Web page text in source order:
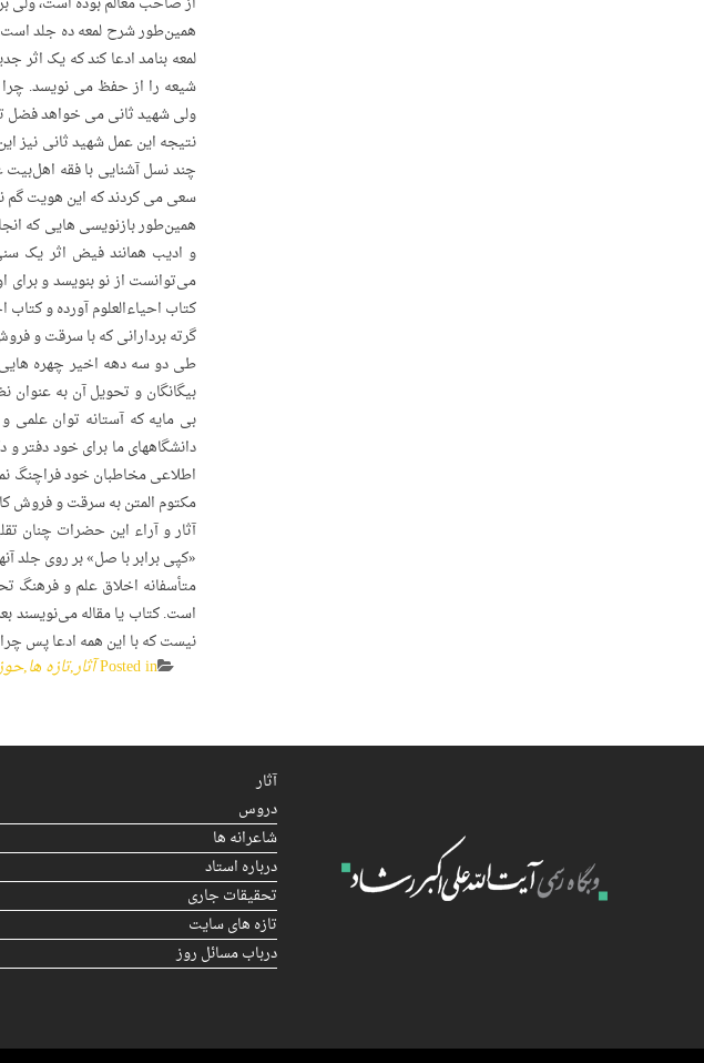
همین‌طور شرح لمعه ده جلد
لمعه بنامد ادعا کند که یک
شیعه را از حفظ می نویسد.
ولی شهید ثانی می خواهد فضل
نتیجه‌ این عمل شهید ثانی نیز
چند نسل آشنایی با فقه
سعی می کردند که این هویت گم
همین‌طور بازنویسی هایی که
و ادیب همانند فیض اثر یک
می‌توانست از نو بنویسد و برای
کتاب احیاءالعلوم آورده و
گرته بردارانی که با سرقت و
طی دو سه دهه­ اخیر چهره ­هایی
بیگانگان و تحویل آن به
بی­ مایه که آستانه­ توان علمی
اطلاعی مخاطبان خود فراچنگ
مکتوم المتن به سرقت و فروش
آثار و آراء این حضرات چنان
«کپی برابر با صل» بر روی جلد
متأسفانه اخلاق علم و
است. کتاب یا مقاله می‌نویسند
نیست که با این همه ادعا پس
Posted inآثار,تازه ها,
آثار
دروس
شاعرانه ها
درباره استاد
تحقیقات جاری
تازه های سایت
درباب مسائل روز